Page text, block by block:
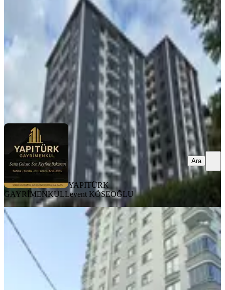
Merkez, Kale Mahallesi
3+1
· 7. Kat
6.250.000 ₺
YAPITÜRK GAYRİMENKULLevent KÖSEOĞLU
YAPITÜRK
GAYRİMENKULLevent KÖSEOĞLU
Ara
MANZARALI
%5
Yapıtürk Gayrimenkul'den Satılık
Reşadiye Mahallesin'de Doğaya
Komşu 3+1 Ferah Satılık Daire
Merkez, Reşadiye Mahallesi
126 m² · 3. Kat · 10.07.2026